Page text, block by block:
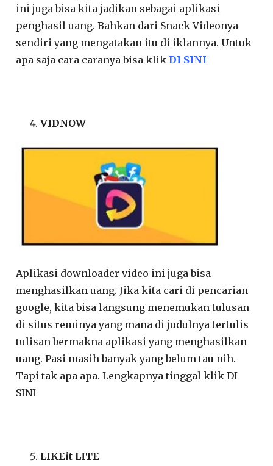
ini juga bisa kita jadikan sebagai aplikasi
penghasil uang. Bahkan dari Snack Videonya
sendiri yang mengatakan itu di iklannya. Untuk
apa saja cara caranya bisa klikDI SINI
VIDNOW
Aplikasi downloader video ini juga bisa
menghasilkan uang. Jika kita cari di pencarian
google, kita bisa langsung menemukan tulusan
di situs reminya yang mana di judulnya tertulis
tulisan bermakna aplikasi yang menghasilkan
uang. Pasi masih banyak yang belum tau nih.
Tapi tak apa apa. Lengkapnya tinggal klik DI
SINI
LIKEit LITE